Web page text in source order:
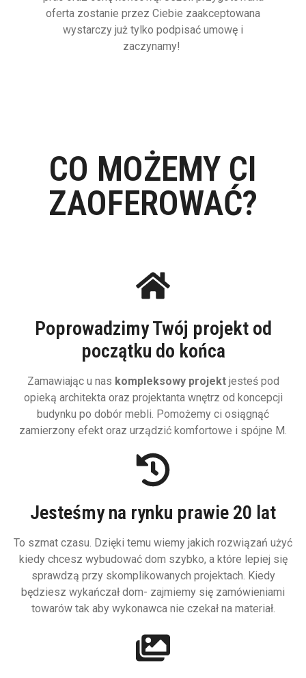
oferta zostanie przez Ciebie zaakceptowana
wystarczy już tylko podpisać umowę i
zaczynamy!
CO MOŻEMY CI
ZAOFEROWAĆ?
Poprowadzimy Twój projekt od
początku do końca
Zamawiając u nas kompleksowy projektjesteś pod
opieką architekta oraz projektanta wnętrz od koncepcji
budynku po dobór mebli. Pomożemy ci osiągnąć
zamierzony efekt oraz urządzić komfortowe i spójne M.
Jesteśmy na rynku prawie 20 lat
To szmat czasu. Dzięki temu wiemy jakich rozwiązań użyć
kiedy chcesz wybudować dom szybko, a które lepiej się
sprawdzą przy skomplikowanych projektach. Kiedy
będziesz wykańczał dom- zajmiemy się zamówieniami
towarów tak aby wykonawca nie czekał na materiał.